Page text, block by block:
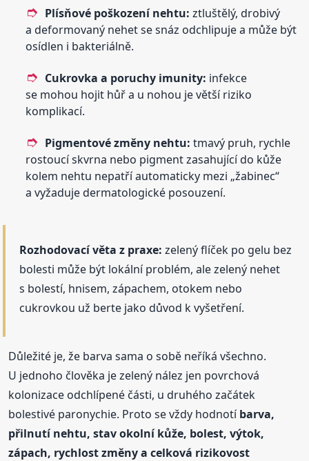
Plísňové poškození nehtu: ztluštělý, drobivý
a deformovaný nehet se snáz odchlipuje a může být
osídlen i bakteriálně.
Cukrovka a poruchy imunity: infekce
se mohou hojit hůř a u nohou je větší riziko
komplikací.
Pigmentové změny nehtu: tmavý pruh, rychle
rostoucí skvrna nebo pigment zasahující do kůže
kolem nehtu nepatří automaticky mezi „žabinec“
a vyžaduje dermatologické posouzení.
Rozhodovací věta z praxe: zelený flíček po gelu bez
bolesti může být lokální problém, ale zelený nehet
s bolestí, hnisem, zápachem, otokem nebo
cukrovkou už berte jako důvod k vyšetření.
Důležité je, že barva sama o sobě neříká všechno.
U jednoho člověka je zelený nález jen povrchová
kolonizace odchlípené části, u druhého začátek
bolestivé paronychie. Proto se vždy hodnotíbarva,
přilnutí nehtu, stav okolní kůže, bolest, výtok,
zápach, rychlost změny a celková rizikovost